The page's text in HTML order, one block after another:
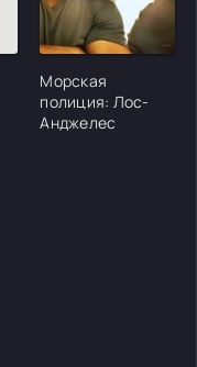
[/
Морская
полиция: Лос-
Анджелес